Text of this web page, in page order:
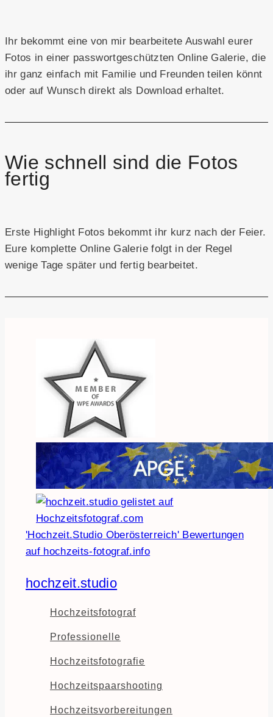
Ihr bekommt eine von mir bearbeitete Auswahl eurer
Fotos in einer passwortgeschützten Online Galerie, die
ihr ganz einfach mit Familie und Freunden teilen könnt
oder auf Wunsch direkt als Download erhaltet.
Wie schnell sind die Fotos
fertig
Erste Highlight Fotos bekommt ihr kurz nach der Feier.
Eure komplette Online Galerie folgt in der Regel
wenige Tage später und fertig bearbeitet.
'Hochzeit.Studio Oberösterreich' Bewertungen
auf hochzeits-fotograf.info
hochzeit.studio
Hochzeitsfotograf
Professionelle
Hochzeitsfotografie
Hochzeitspaarshooting
Hochzeitsvorbereitungen